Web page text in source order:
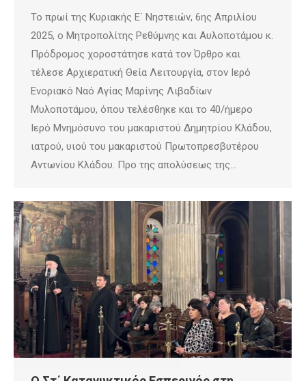
Το πρωί της Κυριακής Ε΄ Νηστειών, 6ης Απριλίου
2025, ο Μητροπολίτης Ρεθύμνης και Αυλοποτάμου κ.
Πρόδρομος χοροστάτησε κατά τον Όρθρο και
τέλεσε Αρχιερατική Θεία Λειτουργία, στον Ιερό
Ενοριακό Ναό Αγίας Μαρίνης Λιβαδίων
Μυλοποτάμου, όπου τελέσθηκε και το 40/ήμερο
Ιερό Μνημόσυνο του μακαριστού Δημητρίου Κλάδου,
ιατρού, υιού του μακαριστού Πρωτοπρεσβυτέρου
Αντωνίου Κλάδου. Προ της απολύσεως της…